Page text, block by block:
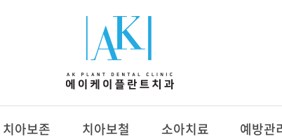
치아보존 치아보철 소아치료 예방관